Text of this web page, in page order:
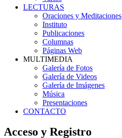
LECTURAS
Oraciones y Meditaciones
Instituto
Publicaciones
Columnas
Páginas Web
MULTIMEDIA
Galería de Fotos
Galería de Videos
Galería de Imágenes
Música
Presentaciones
CONTACTO
Acceso y Registro